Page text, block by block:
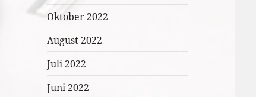
Oktober 2022
August 2022
Juli 2022
Juni 2022